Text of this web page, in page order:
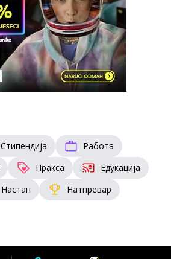
Стипендија
Работа
Пракса
Едукација
Настан
Натпревар